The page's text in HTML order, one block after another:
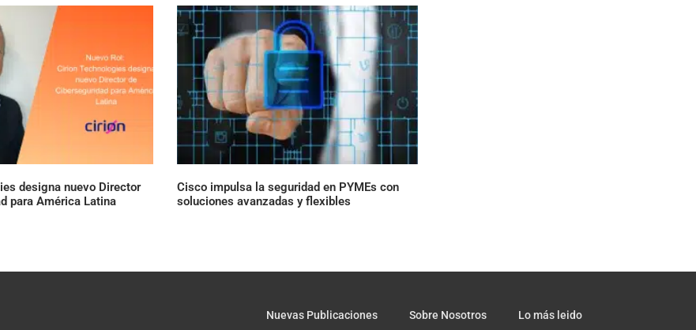
designa nuevo Director
para América Latina
Cisco impulsa la seguridad en PYMEs con
soluciones avanzadas y flexibles
Nuevas Publicaciones Sobre Nosotros Lo más leido